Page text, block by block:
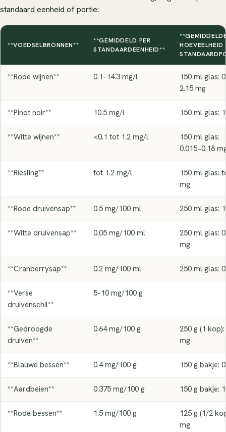
standaard eenheid of portie:
**VOEDSELBRONNEN**
**GEMIDDELD PER
STANDAARDEENHEID**
HOEVEELHEID
**Rode wijnen** 0.1–14.3 mg/l
150 ml glas:
2.15 mg
**Pinot noir** 10.5 mg/l 150 ml glas:
**Witte wijnen** <0.1 tot 1.2 mg/l
150 ml glas:
0.015−0.18
**Riesling** tot 1.2 mg/l
150 ml glas:
mg
**Rode druivensap** 0.5 mg/100 ml 250 ml glas:
**Witte druivensap** 0.05 mg/100 ml
250 ml glas:
mg
**Cranberrysap** 0.2 mg/100 ml 250 ml glas:
**Verse
druivenschil**
5–10 mg/100 g
**Gedroogde
druiven**
0.64 mg/100 g
250 g (1 kop):
mg
**Blauwe bessen** 0.4 mg/100 g 150 g bakje:
**Aardbeien** 0.375 mg/100 g 150 g bakje:
**Rode bessen** 1.5 mg/100 g
125 g (1/2
mg